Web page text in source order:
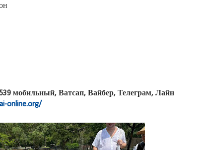
мобильный, Ватсап, Вайбер, Телеграм, Лайн
online.org/